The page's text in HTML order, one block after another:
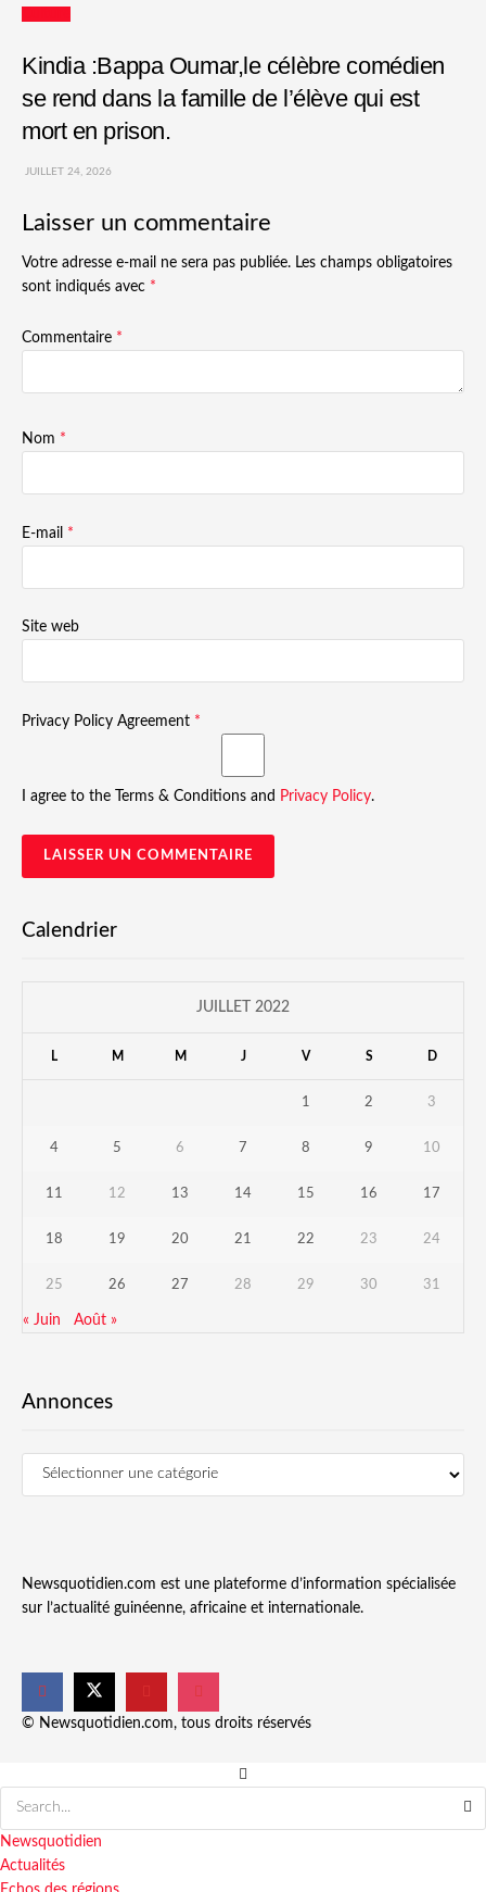
Kindia :Bappa Oumar,le célèbre comédien
se rend dans la famille de l’élève qui est
mort en prison.
JUILLET 24, 2026
Laisser un commentaire
Votre adresse e-mail ne sera pas publiée. Les champs obligatoires
sont indiqués avec *
Commentaire *
Nom *
E-mail *
Site web
Privacy Policy Agreement *
I agree to the Terms & Conditions and Privacy Policy.
Calendrier
JUILLET 2022
L M M J V S D
1 2 3
4 5 6 7 8 9 10
11 12 13 14 15 16 17
18 19 20 21 22 23 24
25 26 27 28 29 30 31
« Juin Août »
Annonces
Newsquotidien.com est une plateforme d’information spécialisée
sur l’actualité guinéenne, africaine et internationale.
© Newsquotidien.com, tous droits réservés
Newsquotidien
Actualités